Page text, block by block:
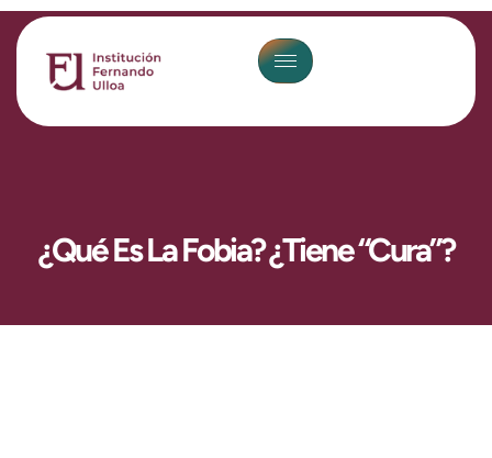
¿Qué Es La Fobia? ¿Tiene “cura”?